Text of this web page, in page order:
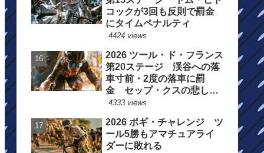
コックが3回も反則で罰金
にタイムペナルティ
4424 views
2026 ツール・ド・フランス
第20ステージ 渓谷への落
車寸前・2度の落車に罰
金 セップ・クスの悲しい
一日
4333 views
2026 ポギ・チャレンジ ツ
ール5勝もアマチュアライ
ダーに敗れる